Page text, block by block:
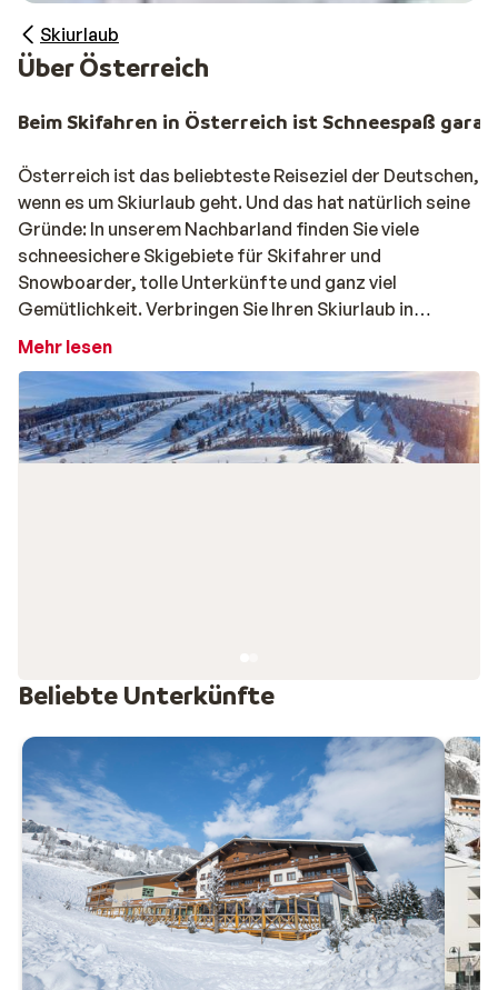
Skiurlaub
Über Österreich
Beim Skifahren in Österreich ist Schneespaß
Österreich ist das beliebteste Reiseziel der Deutschen,
wenn es um Skiurlaub geht. Und das hat natürlich seine
Gründe: In unserem Nachbarland finden Sie viele
schneesichere Skigebiete für Skifahrer und
Snowboarder, tolle Unterkünfte und ganz viel
Gemütlichkeit. Verbringen Sie Ihren Skiurlaub in
Österreich in einem kleinen, charmanten Dorf oder
Innsbruck, in denen Tag und Nacht etwas los ist.
Beliebte Ferienorte in Österreich sind das SkigebietSki
Amade, das SkigebietSilvretta Montafon, dasZillertal,
Zell am See-Kaprunund die Kitzbüheler Alpen, eines der
Ihr Skiurlaub in Österreich
Österreich im Winter ist das perfekte Rezept für einen
gelungenen Urlaub. Viel Schnee, tolle Pisten,
erstklassige Unterkünfte und viele Aktivitäten
garantieren einen unvergesslichen Winterurlaub. Egal,
ob Sie gerne Skifahren, Snowboarden, Langlaufen,
Rodeln, Eislaufen oder (Schnee-)Wandern: Langeweile
hat hier keine Chance. Nach einem aktiven Tag an der
frischen Luft gibt es nichts Schöneres, als in Ihr Hotel,
Mehr lesen
Beliebte Unterkünfte